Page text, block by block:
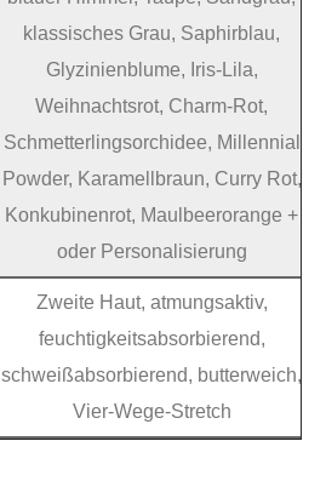
klassisches Grau, Saphirblau,
Glyzinienblume, Iris-Lila,
Weihnachtsrot, Charm-Rot,
Schmetterlingsorchidee, Millennial
Powder, Karamellbraun, Curry Rot,
Konkubinenrot, Maulbeerorange +
oder Personalisierung
Zweite Haut, atmungsaktiv,
feuchtigkeitsabsorbierend,
schweißabsorbierend, butterweich,
Vier-Wege-Stretch